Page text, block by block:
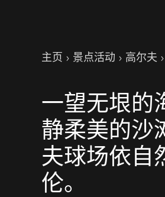
你的位置
主页 景点活动 高尔夫
一望无垠的
静柔美的沙
夫球场依自
伦。